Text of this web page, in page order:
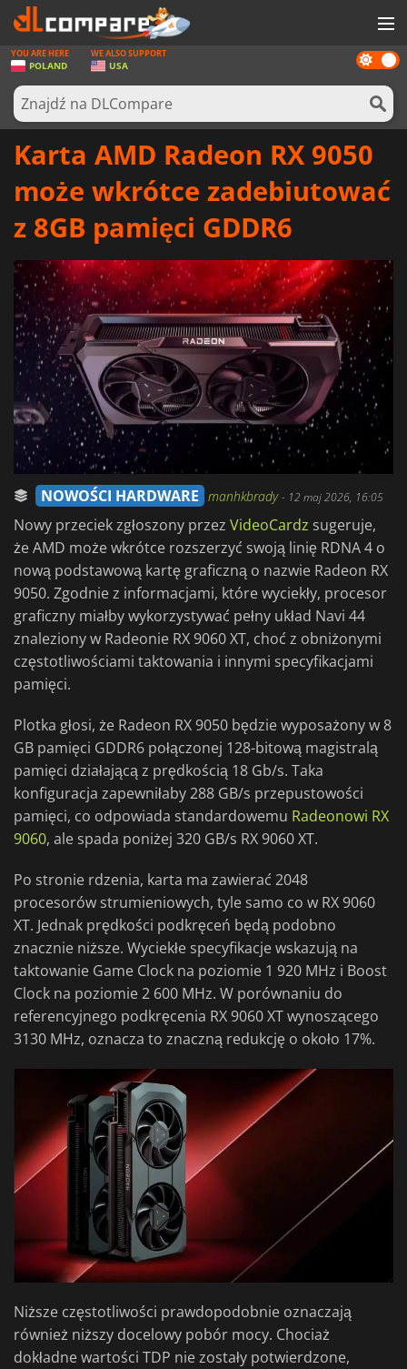
GRY
KARTY DO GIER
OPROGRAMOWANIE
ZALOGUJ SIĘ LUB ZAREJESTRUJ
Dark
mode
YOU ARE HERE
POLAND
WE ALSO SUPPORT
USA
Karta AMD Radeon RX 9050
może wkrótce zadebiutować
z 8GB pamięci GDDR6
NOWOŚCI HARDWARE manhkbrady- 12 maj 2026, 16:05
Nowy przeciek zgłoszony przez VideoCardz sugeruje,
że AMD może wkrótce rozszerzyć swoją linię RDNA 4 o
nową podstawową kartę graficzną o nazwie Radeon RX
9050. Zgodnie z informacjami, które wyciekły, procesor
graficzny miałby wykorzystywać pełny układ Navi 44
znaleziony w Radeonie RX 9060 XT, choć z obniżonymi
częstotliwościami taktowania i innymi specyfikacjami
pamięci.
Plotka głosi, że Radeon RX 9050 będzie wyposażony w 8
GB pamięci GDDR6 połączonej 128-bitową magistralą
pamięci działającą z prędkością 18 Gb/s. Taka
konfiguracja zapewniłaby 288 GB/s przepustowości
pamięci, co odpowiada standardowemu Radeonowi RX
9060, ale spada poniżej 320 GB/s RX 9060 XT.
Po stronie rdzenia, karta ma zawierać 2048
procesorów strumieniowych, tyle samo co w RX 9060
XT. Jednak prędkości podkręceń będą podobno
znacznie niższe. Wyciekłe specyfikacje wskazują na
taktowanie Game Clock na poziomie 1 920 MHz i Boost
Clock na poziomie 2 600 MHz. W porównaniu do
referencyjnego podkręcenia RX 9060 XT wynoszącego
3130 MHz, oznacza to znaczną redukcję o około 17%.
Niższe częstotliwości prawdopodobnie oznaczają
również niższy docelowy pobór mocy. Chociaż
dokładne wartości TDP nie zostały potwierdzone,